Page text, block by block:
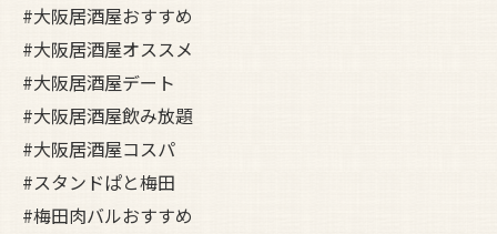
#大阪居酒屋おすすめ
#大阪居酒屋オススメ
#大阪居酒屋デート
#大阪居酒屋飲み放題
#大阪居酒屋コスパ
#スタンドぱと梅田
#梅田肉バルおすすめ